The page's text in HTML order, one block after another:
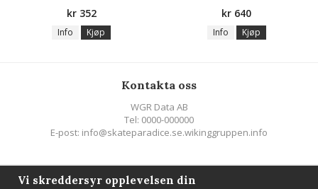
kr 352
Info Kjøp
kr 640
Info Kjøp
Kontakta oss
WGR Data AB
Tel: 0000-000000
E-post: info@skateparadice.se.wikinggruppen.info
Vi skreddersyr opplevelsen din